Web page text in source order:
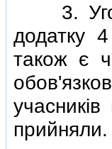
3.
додатку
також є
прийняли.